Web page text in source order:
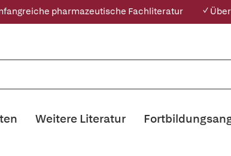
pharmazeutische Fachliteratur ✓
Weitere Literatur